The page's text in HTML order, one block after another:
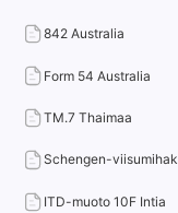
842 Australia
Form 54 Australia
TM.7 Thaimaa
Schengen-
ITD-muoto 10F Intia